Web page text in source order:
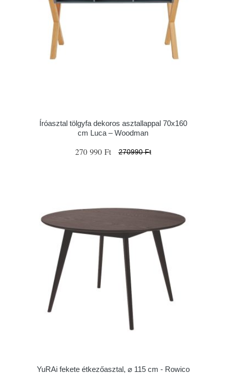
Íróasztal tölgyfa dekoros asztallappal 70x160
cm Luca – Woodman
270 990 Ft 270990 Ft
YuRAi fekete étkezőasztal, ⌀ 115 cm - Rowico